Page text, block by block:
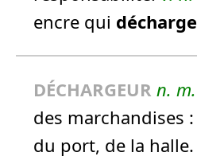
encre qui décharge
DÉCHARGEUR n. m.
des marchandises :
du port, de la halle.